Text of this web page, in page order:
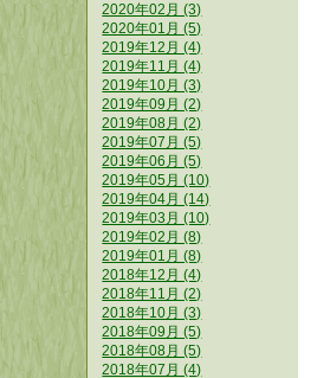
2020年02月 (3)
2020年01月 (5)
2019年12月 (4)
2019年11月 (4)
2019年10月 (3)
2019年09月 (2)
2019年08月 (2)
2019年07月 (5)
2019年06月 (5)
2019年05月 (10)
2019年04月 (14)
2019年03月 (10)
2019年02月 (8)
2019年01月 (8)
2018年12月 (4)
2018年11月 (2)
2018年10月 (3)
2018年09月 (5)
2018年08月 (5)
2018年07月 (4)